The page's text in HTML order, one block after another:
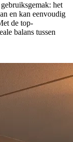
het
en kan eenvoudig
de top-
balans tussen